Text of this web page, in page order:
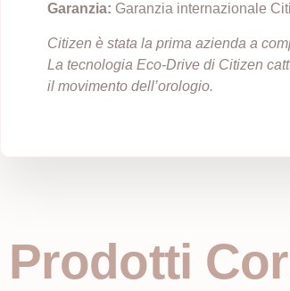
Garanzia: Garanzia internazionale
Citizen è stata la prima azienda a
La tecnologia Eco-Drive di Citizen
il movimento dell’orologio.
Prodotti